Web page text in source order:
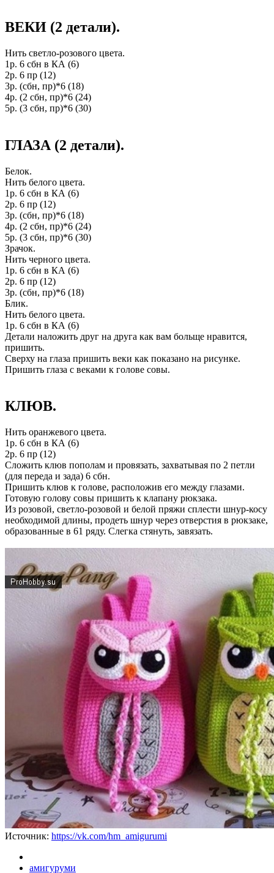
ВЕКИ (2 детали).
Нить светло-розового цвета.
1р. 6 сбн в КА (6)
2р. 6 пр (12)
3р. (сбн, пр)*6 (18)
4р. (2 сбн, пр)*6 (24)
5р. (3 сбн, пр)*6 (30)
ГЛАЗА (2 детали).
Белок.
Нить белого цвета.
1р. 6 сбн в КА (6)
2р. 6 пр (12)
3р. (сбн, пр)*6 (18)
4р. (2 сбн, пр)*6 (24)
5р. (3 сбн, пр)*6 (30)
Зрачок.
Нить черного цвета.
1р. 6 сбн в КА (6)
2р. 6 пр (12)
3р. (сбн, пр)*6 (18)
Блик.
Нить белого цвета.
1р. 6 сбн в КА (6)
Детали наложить друг на друга как вам больще нравится,
пришить.
Сверху на глаза пришить веки как показано на рисунке.
Пришить глаза с веками к голове совы.
КЛЮВ.
Нить оранжевого цвета.
1р. 6 сбн в КА (6)
2р. 6 пр (12)
Сложить клюв пополам и провязать, захватывая по 2 петли
(для переда и зада) 6 сбн.
Пришить клюв к голове, расположив его между глазами.
Готовую голову совы пришить к клапану рюкзака.
Из розовой, светло-розовой и белой пряжи сплести шнур-косу
необходимой длины, продеть шнур через отверстия в рюкзаке,
образованные в 61 ряду. Слегка стянуть, завязать.
Источник: https://vk.com/hm_amigurumi
амигуруми